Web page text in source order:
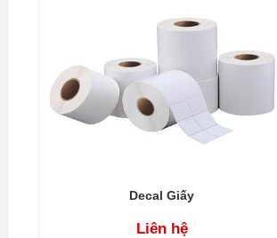
Decal Giấy
Liên hệ